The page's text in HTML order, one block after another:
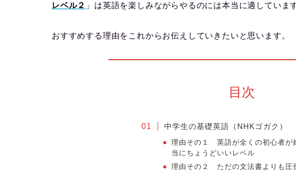
レベル２ 」は英語を楽しみながらやるのには本当に適していま
おすすめする理由をこれからお伝えしていきたいと思います。
目次
中学生の基礎英語（NHKゴガク）
理由その１ 英語が全くの初心者が
当にちょうどいいレベル
理由その２ ただの文法書よりも圧